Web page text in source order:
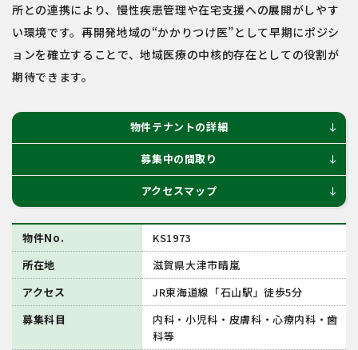
所との連携により、慢性疾患管理や在宅支援への展開がしやす
い環境です。再開発地域の“かかりつけ医”として早期にポジシ
ョンを確立することで、地域医療の中核的存在としての役割が
期待できます。
物件テナントの詳細 south
募集中の間取り south
アクセスマップ south
物件No.
KS1973
所在地
滋賀県大津市晴嵐
アクセス
JR東海道線「石山駅」徒歩5分
募集科目
内科・小児科・皮膚科・心療内科・歯
科等